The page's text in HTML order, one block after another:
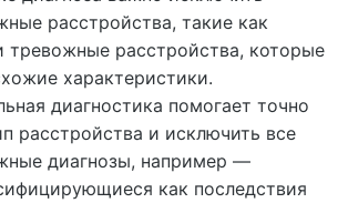
расстройства, такие как
тревожные расстройства, которые
характеристики.
диагностика помогает точно
расстройства и исключить все
диагнозы, например —
как последствия